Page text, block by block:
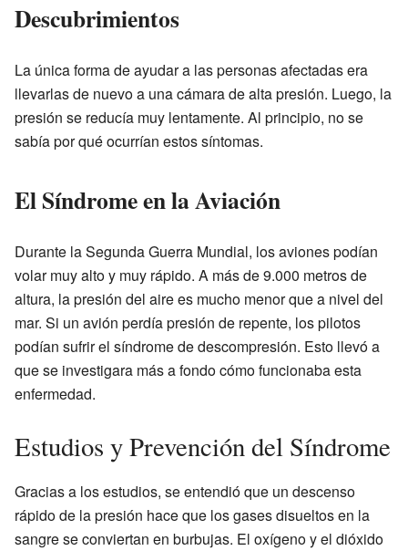
Descubrimientos
La única forma de ayudar a las personas afectadas era
llevarlas de nuevo a una cámara de alta presión. Luego, la
presión se reducía muy lentamente. Al principio, no se
sabía por qué ocurrían estos síntomas.
El Síndrome en la Aviación
Durante la Segunda Guerra Mundial, los aviones podían
volar muy alto y muy rápido. A más de 9.000 metros de
altura, la presión del aire es mucho menor que a nivel del
mar. Si un avión perdía presión de repente, los pilotos
podían sufrir el síndrome de descompresión. Esto llevó a
que se investigara más a fondo cómo funcionaba esta
enfermedad.
Estudios y Prevención del Síndrome
Gracias a los estudios, se entendió que un descenso
rápido de la presión hace que los gases disueltos en la
sangre se conviertan en burbujas. El oxígeno y el dióxido